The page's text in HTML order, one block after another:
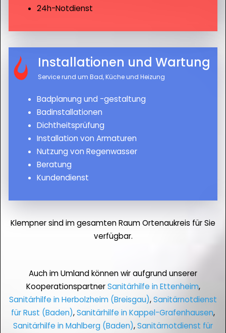
24h-Notdienst
Installationen und Wartung
Service rund um Bad, Küche und Heizung
Badplanung und -gestaltung
Badinstallationen
Dichtheitsprüfung
Installation von Armaturen
Nutzung von Regenwasser
Beratung
Kundendienst
Klempner sind im gesamten Raum Ortenaukreis für Sie
verfügbar.
Auch im Umland können wir aufgrund unserer
KooperationspartnerSanitärhilfe in Ettenheim,
Sanitärhilfe in Herbolzheim (Breisgau),Sanitärnotdienst
für Rust (Baden),Sanitärhilfe in Kappel-Grafenhausen,
Sanitärhilfe in Mahlberg (Baden),Sanitärnotdienst für